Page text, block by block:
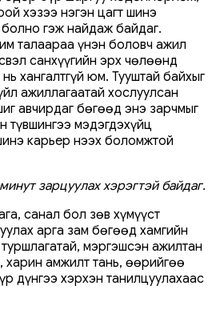
хэзээ нэгэн цагт шинэ
гэж найдаж байдаг.
талаараа үнэн боловч ажил
санхүүгийн эрх чөлөөнд
хангалтгүй юм. Тууштай байхыг
ажиллагаатай хослуулсан
авчирдаг бөгөөд энэ зарчмыг
түвшингээ мэдэгдэхүйц
карьер нээх боломжтой
зарцуулах хэрэгтэй байдаг.
санал бол зөв хүмүүст
арга зам бөгөөд хамгийн
мэргэшсэн ажилтан
амжилт тань, өөрийгөө
дүнгээ хэрхэн танилцуулахаас